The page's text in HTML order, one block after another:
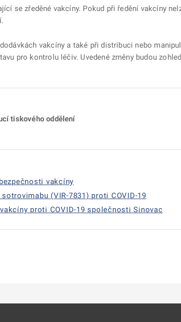
se zředěné vakcíny. Pokud při ředění vakcíny
vakcíny a také při distribuci nebo
pro kontrolu léčiv. Uvedené změny budou
tiskového oddělení
vakcíny
(VIR-7831) proti COVID-19
proti COVID-19 společnosti Sinovac
kartě